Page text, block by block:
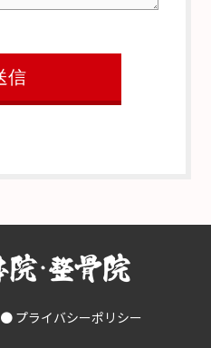
● プライバシーポリシー